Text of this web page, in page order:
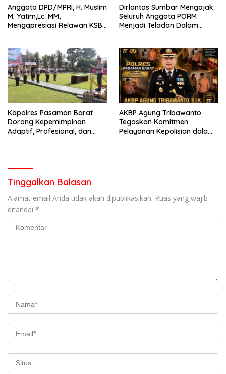
Anggota DPD/MPRI, H. Muslim
M. Yatim,Lc. MM,
Mengapresiasi Relawan KSB
Bencana
Dirlantas Sumbar Mengajak
Seluruh Anggota PORM
Menjadi Teladan Dalam
Perlengkapan Keselamatan
Berkendara
Kapolres Pasaman Barat
Dorong Kepemimpinan
Adaptif, Profesional, dan
AKBP Agung Tribawanto
Tegaskan Komitmen
Pelayanan Kepolisian dalam
Tinggalkan Balasan
Alamat email Anda tidak akan dipublikasikan. Ruas yang wajib
ditandai *